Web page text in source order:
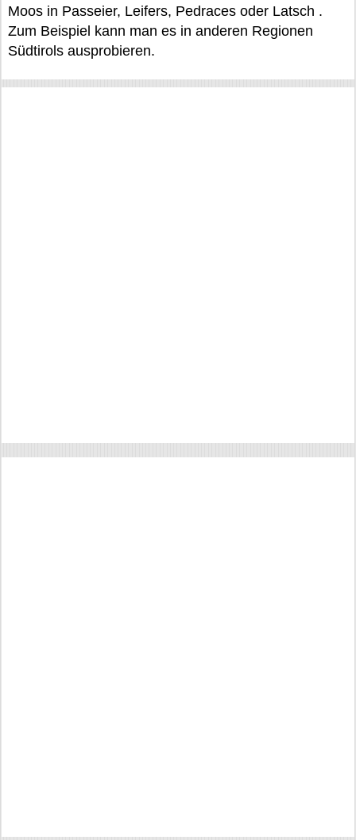
Moos in Passeier, Leifers, Pedraces oder Latsch .
Zum Beispiel kann man es in anderen Regionen
Südtirols ausprobieren.